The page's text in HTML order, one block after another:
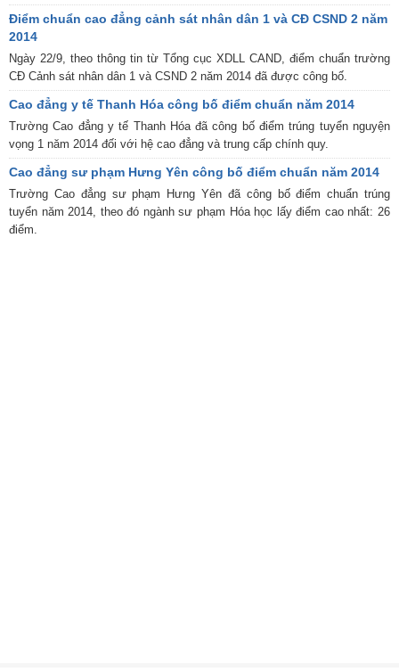
Điểm chuẩn cao đẳng cảnh sát nhân dân 1 và CĐ CSND 2 năm
2014
Ngày 22/9, theo thông tin từ Tổng cục XDLL CAND, điểm chuẩn trường
CĐ Cảnh sát nhân dân 1 và CSND 2 năm 2014 đã được công bố.
Cao đẳng y tế Thanh Hóa công bố điểm chuẩn năm 2014
Trường Cao đẳng y tế Thanh Hóa đã công bố điểm trúng tuyển nguyện
vọng 1 năm 2014 đối với hệ cao đẳng và trung cấp chính quy.
Cao đẳng sư phạm Hưng Yên công bố điểm chuẩn năm 2014
Trường Cao đẳng sư phạm Hưng Yên đã công bố điểm chuẩn trúng
tuyển năm 2014, theo đó ngành sư phạm Hóa học lấy điểm cao nhất: 26
điểm.